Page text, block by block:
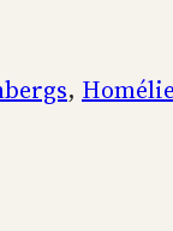
,